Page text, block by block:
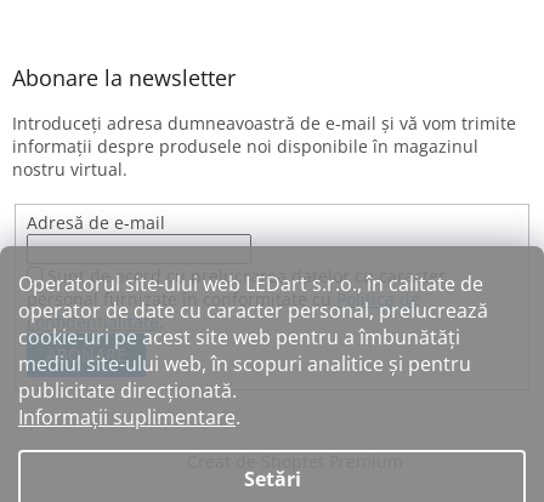
Operatorul site-ului web LEDart s.r.o., în calitate de
operator de date cu caracter personal, prelucrează
cookie-uri pe acest site web pentru a îmbunătăți
mediul site-ului web, în scopuri analitice și pentru
publicitate direcționată.
Informații suplimentare.
Setări
Abonare la newsletter
Introduceţi adresa dumneavoastră de e-mail şi vă vom trimite
informaţii despre produsele noi disponibile în magazinul
nostru virtual.
Adresă de e-mail
Sunt de acord cu prelucrarea datelor cu caracter
personal furnizate în conformitate cu Politica de
confidențialitate.
ABONARE